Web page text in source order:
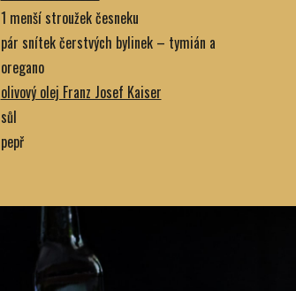
1 menší stroužek česneku
pár snítek čerstvých bylinek – tymián a
oregano
olivový olej Franz Josef Kaiser
sůl
pepř